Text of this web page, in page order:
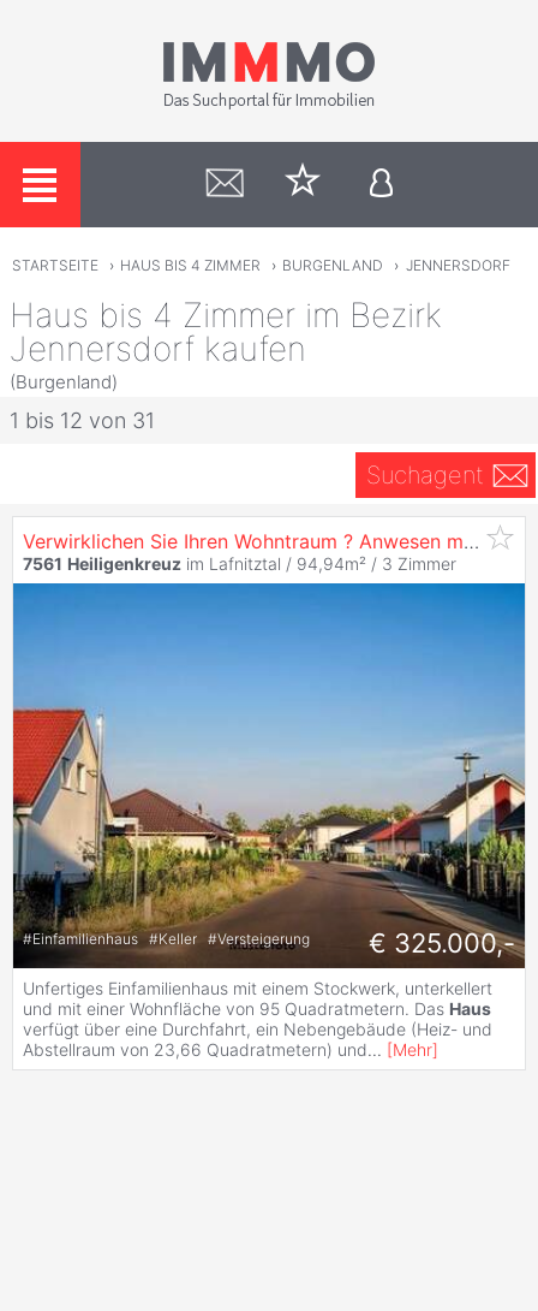
STARTSEITE › HAUS BIS 4 ZIMMER › BURGENLAND › JENNERSDORF
Haus bis 4 Zimmer im Bezirk
Jennersdorf kaufen
(Burgenland)
1 bis 12 von 31
Suchagent
Verwirklichen Sie Ihren Wohntraum ? Anwesen mit viel Ausbaupotenzial
7561 Heiligenkreuz im Lafnitztal / 94,94m² / 3 Zimmer
#Einfamilienhaus #Keller #Versteigerung € 325.000,-
Unfertiges Einfamilienhaus mit einem Stockwerk, unterkellert
und mit einer Wohnfläche von 95 Quadratmetern. Das Haus
verfügt über eine Durchfahrt, ein Nebengebäude (Heiz- und
Abstellraum von 23,66 Quadratmetern) und... [Mehr]